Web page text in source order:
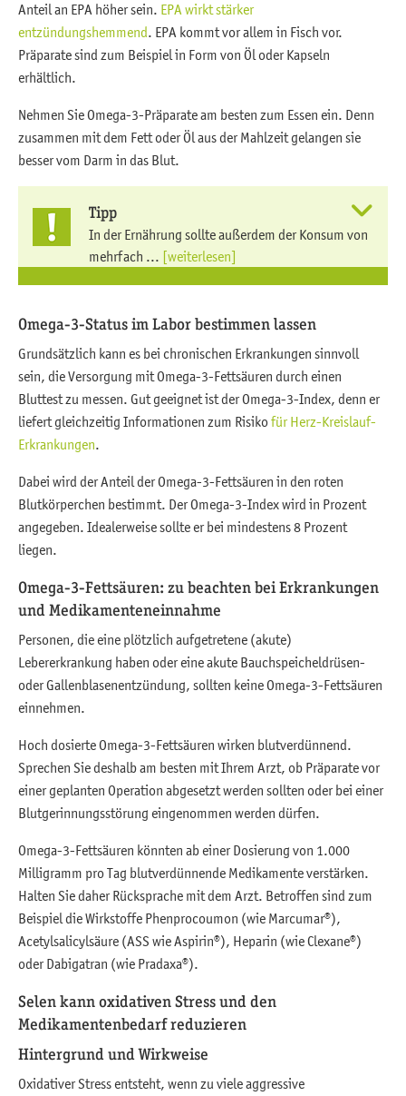
Anteil an EPA höher sein. EPA wirkt stärker
entzündungshemmend. EPA kommt vor allem in Fisch vor.
Präparate sind zum Beispiel in Form von Öl oder Kapseln
erhältlich.
Nehmen Sie Omega-3-Präparate am besten zum Essen ein. Denn
zusammen mit dem Fett oder Öl aus der Mahlzeit gelangen sie
besser vom Darm in das Blut.
Tipp
In der Ernährung sollte außerdem der Konsum von
mehrfach ... [weiterlesen]
Omega-3-Status im Labor bestimmen lassen
Grundsätzlich kann es bei chronischen Erkrankungen sinnvoll
sein, die Versorgung mit Omega-3-Fettsäuren durch einen
Bluttest zu messen. Gut geeignet ist der Omega-3-Index, denn er
liefert gleichzeitig Informationen zum Risikofür Herz-Kreislauf-
Erkrankungen.
Dabei wird der Anteil der Omega-3-Fettsäuren in den roten
Blutkörperchen bestimmt. Der Omega-3-Index wird in Prozent
angegeben. Idealerweise sollte er bei mindestens 8 Prozent
liegen.
Omega-3-Fettsäuren: zu beachten bei Erkrankungen
und Medikamenteneinnahme
Personen, die eine plötzlich aufgetretene (akute)
Lebererkrankung haben oder eine akute Bauchspeicheldrüsen-
oder Gallenblasenentzündung, sollten keine Omega-3-Fettsäuren
einnehmen.
Hoch dosierte Omega-3-Fettsäuren wirken blutverdünnend.
Sprechen Sie deshalb am besten mit Ihrem Arzt, ob Präparate vor
einer geplanten Operation abgesetzt werden sollten oder bei einer
Blutgerinnungsstörung eingenommen werden dürfen.
Omega-3-Fettsäuren könnten ab einer Dosierung von 1.000
Milligramm pro Tag blutverdünnende Medikamente verstärken.
Halten Sie daher Rücksprache mit dem Arzt. Betroffen sind zum
Beispiel die Wirkstoffe Phenprocoumon (wie Marcumar®),
Acetylsalicylsäure (ASS wie Aspirin®), Heparin (wie Clexane®)
oder Dabigatran (wie Pradaxa®).
Selen kann oxidativen Stress und den
Medikamentenbedarf reduzieren
Hintergrund und Wirkweise
Oxidativer Stress entsteht, wenn zu viele aggressive